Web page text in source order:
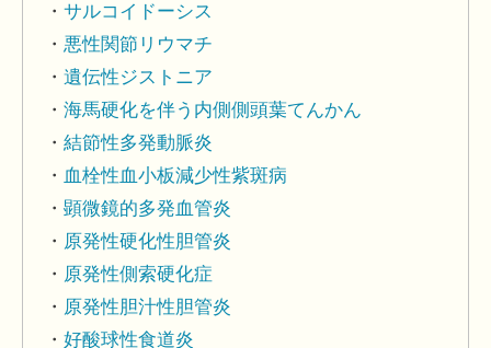
サルコイドーシス
悪性関節リウマチ
遺伝性ジストニア
海馬硬化を伴う内側側頭葉てんかん
結節性多発動脈炎
血栓性血小板減少性紫斑病
顕微鏡的多発血管炎
原発性硬化性胆管炎
原発性側索硬化症
原発性胆汁性胆管炎
好酸球性食道炎